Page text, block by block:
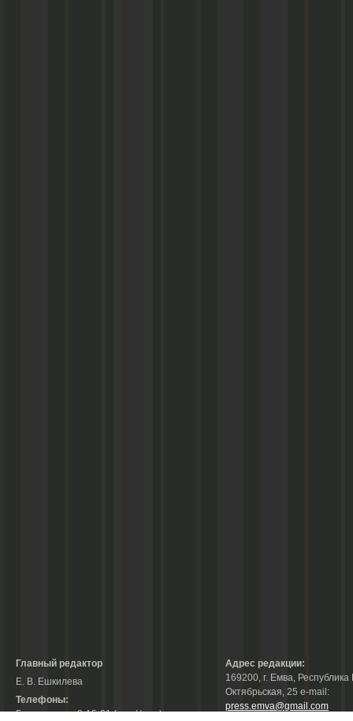
Главный редактор
Е. В. Ешкилева
Телефоны:
Гл. редактор: 2-15-31 (тел./факс);
Адрес редакции:
169200, г. Емва, Республика
Октябрьская, 25 е-mail:
press.emva@gmail.com